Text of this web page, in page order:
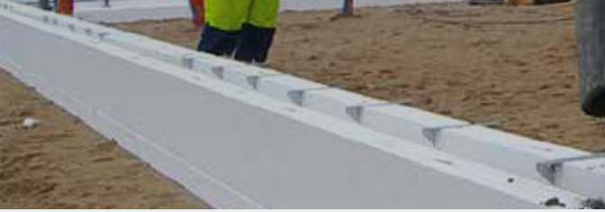
Circular
RAW
Acquisitions &